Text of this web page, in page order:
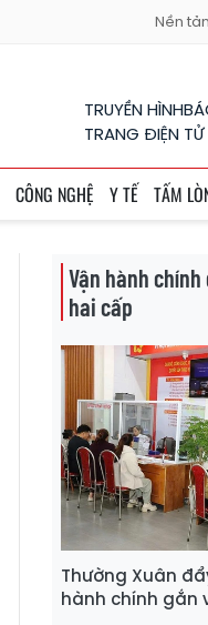
Nền
TRUYỀN HÌNH
TRANG ĐIỆN
CÔNG NGHỆ Y TẾ TẤM
Vận hành
hai cấp
Thường Xuân
hành chính gắn